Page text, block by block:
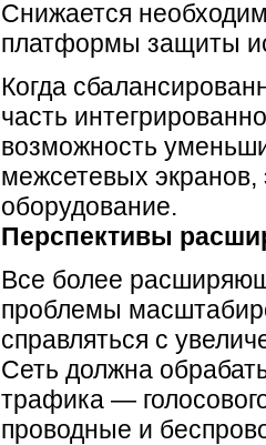
Снижается
платформы защиты
Когда
часть
возможность
межсетевых экранов,
оборудование.
Перспективы
Все более
проблемы
справляться с
Сеть должна
трафика —
проводные и